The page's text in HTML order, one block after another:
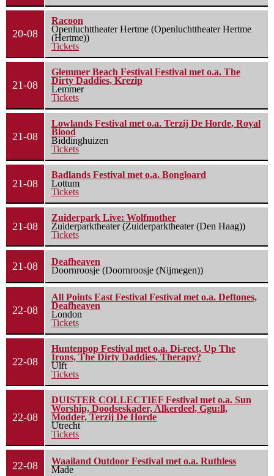
20-08
Racoon
Openluchttheater Hertme (Openluchttheater Hertme
(Hertme))
Tickets
21-08
Glemmer Beach Festival Festival met o.a. The
Dirty Daddies, Krezip
Lemmer
Tickets
21-08
Lowlands Festival met o.a. Terzij De Horde, Royal
Blood
Biddinghuizen
Tickets
21-08
Badlands Festival met o.a. Bongloard
Lottum
Tickets
21-08
Zuiderpark Live: Wolfmother
Zuiderparktheater (Zuiderparktheater (Den Haag))
Tickets
21-08
Deafheaven
Doornroosje (Doornroosje (Nijmegen))
22-08
All Points East Festival Festival met o.a. Deftones,
Deafheaven
London
Tickets
22-08
Huntenpop Festival met o.a. Di-rect, Up The
Irons, The Dirty Daddies, Therapy?
Ulft
Tickets
22-08
DUISTER COLLECTIEF Festival met o.a. Sun
Worship, Doodseskader, Alkerdeel, Ggu:ll,
Modder, Terzij De Horde
Utrecht
Tickets
22-08
Waailand Outdoor Festival met o.a. Ruthless
Made